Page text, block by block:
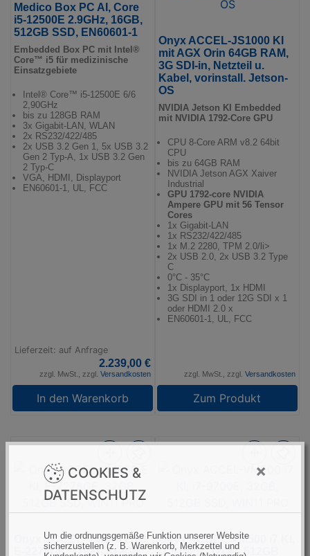
COOKIES &
DATENSCHUTZ
×
Um die ordnungsgemäße Funktion unserer Website
sicherzustellen (z. B. Warenkorb, Merkzettel und
Medico Box PC AI, Core
i5-12500E 2.9GHz, 16GB,
512GB SSD, EN60601-1
Embedded Box PC mit Intel®
Core™ i5 für medizinische
Einsatzgebiete
Intel® Core™ i5-12500E 6/6
2,90GHz
bis zu 128GB RAM
3x Gigabit-LAN, WLAN
2x RS232/422/485
2x USB 3.2 Gen 1, 5x USB 3.2
Gen 2 Typ-A, 1x USB 3.2 Gen
2 Typ-C
VGA, HDMI, Displayport
EN60601-1, UL, FCC
Lieferzeit: auf Anfrage
2.239,00 €
zzgl. MwSt., zzgl. Versandkosten
In den Warenkorb
Onyx ACCEL-JS1000 KI
mit AGX Orin 64GB RAM,
3G SDI-in, Netzteil u.
Kabel, vorinstall. Jetson-
OS
NVIDIA Jetson KI Embedded
mit NVIDIA 1792-Core GPU
CPU 8-Core ARM v8.2 64bit
CPU
bis zu 64GB RAM
NVIDIA Jetson AGX Xaiver
Industrial
GPU 1792-core NVIDIA
Ampere GPU mit 56 Tensor
Cores
1x Gigabit-LAN
1x RS232/422/485
1x M.2 2280, TPM 2.0/li>
2x USB 2.0, 2x USB 3.2 Type
C
0°C - 35°C
1x Displayport, 1x HDMI
3G SDI in 1 oder 12G SDI x 1
oder HDMI 2.0 x
EN60601-1, UL, FCC
zzgl. MwSt., zzgl. Versandkosten
Zum Produkt
Onyx ACCEL-VM500 E KI,
E-2278GE, 32GB, 512GB
Onyx ACCEL-VM500 i7 KI,
i7-9700E, 32GB, 512GB